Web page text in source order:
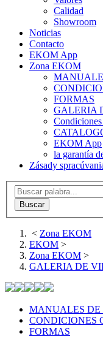
Calidad
Showroom
Noticias
Contacto
EKOM App
Zona EKOM
FORMAS
GALERIA
EKOM App
la garantía
Zásady
< Zona EKOM
EKOM >
Zona EKOM >
GALERIA DE
MANUALES DE
CONDICIONES
FORMAS